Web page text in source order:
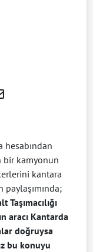
hesabından
bir kamyonun
kantara
paylaşımında;
aracı Kantarda
doğruysa
bu konuyu